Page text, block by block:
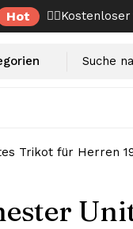
Hot
Trikot für Herren